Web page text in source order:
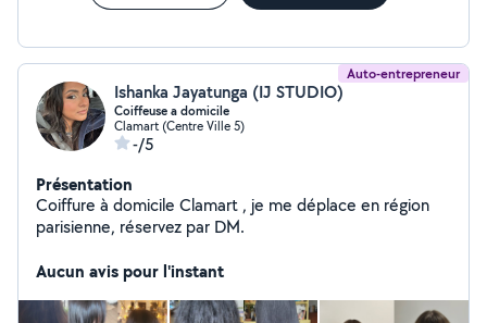
Auto-entrepreneur
Ishanka Jayatunga (IJ STUDIO)
Coiffeuse a domicile
Clamart (Centre Ville 5)
-/5
Présentation
Coiffure à domicile Clamart , je me déplace en région
parisienne, réservez par DM.
Aucun avis pour l'instant